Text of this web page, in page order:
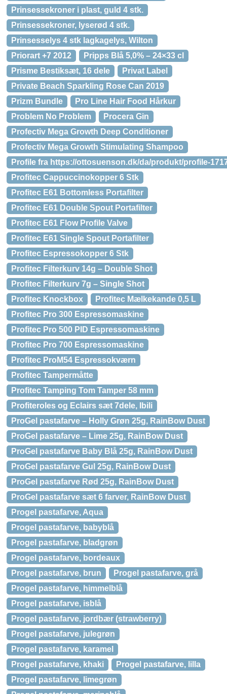
Prinsessekroner i plast, guld 4 stk.
Prinsessekroner, lyserød 4 stk.
Prinsesselys 4 stk lagkagelys, Wilton
Priorart +7 2012
Pripps Blå 5,0% – 24×33 cl
Prisme Bestiksæt, 16 dele
Privat Label
Private Beach Sparkling Rose Can 2019
Prizm Bundle
Pro Line Hair Food Hårkur
Problem No Problem
Procera Gin
Profectiv Mega Growth Deep Conditioner
Profectiv Mega Growth Stimulating Shampoo
Profile fra https://ottosuenson.dk/da/produkt/profile-
Profitec Cappuccinokopper 6 Stk
Profitec E61 Bottomless Portafilter
Profitec E61 Double Spout Portafilter
Profitec E61 Flow Profile Valve
Profitec E61 Single Spout Portafilter
Profitec Espressokopper 6 Stk
Profitec Filterkurv 14g – Double Shot
Profitec Filterkurv 7g – Single Shot
Profitec Knockbox
Profitec Mælkekande 0,5 L
Profitec Pro 300 Espressomaskine
Profitec Pro 500 PID Espressomaskine
Profitec Pro 700 Espressomaskine
Profitec ProM54 Espressokværn
Profitec Tampermåtte
Profitec Tamping Tom Tamper 58 mm
Profiteroles og Eclairs sæt 7dele, Ibili
ProGel pastafarve – Holly Grøn 25g, RainBow Dust
ProGel pastafarve – Lime 25g, RainBow Dust
ProGel pastafarve Baby Blå 25g, RainBow Dust
ProGel pastafarve Gul 25g, RainBow Dust
ProGel pastafarve Rød 25g, RainBow Dust
ProGel pastafarve sæt 6 farver, RainBow Dust
Progel pastafarve, Aqua
Progel pastafarve, babyblå
Progel pastafarve, bladgrøn
Progel pastafarve, bordeaux
Progel pastafarve, brun
Progel pastafarve, grå
Progel pastafarve, himmelblå
Progel pastafarve, isblå
Progel pastafarve, jordbær (strawberry)
Progel pastafarve, julegrøn
Progel pastafarve, karamel
Progel pastafarve, khaki
Progel pastafarve, lilla
Progel pastafarve, limegrøn